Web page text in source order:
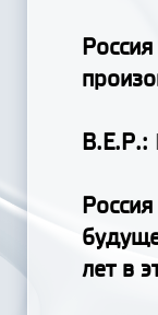
В.Е.Р.:
лет в